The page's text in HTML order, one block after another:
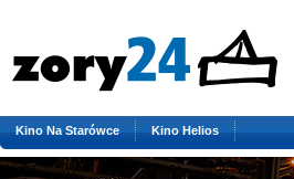
Kino Na Starówce Kino Helios